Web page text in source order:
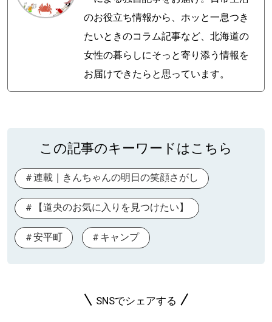
のお役立ち情報から、ホッと一息つき
たいときのコラム記事など、北海道の
女性の暮らしにそっと寄り添う情報を
お届けできたらと思っています。
この記事のキーワードはこちら
連載｜きんちゃんの明日の笑顔さがし
【道央のお気に入りを見つけたい】
安平町 キャンプ
SNSでシェアする